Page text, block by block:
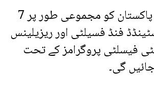
حکام کے مطابق پاکستان کو مجموعی طور پر 7
فنڈ فسیلٹی اور ریزیلینس
فیسلٹی پروگرامز کے تحت
گی۔